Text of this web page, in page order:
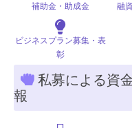
補助金・助成金 融
ビジネスプラン募集・表
彰
私募による資
報